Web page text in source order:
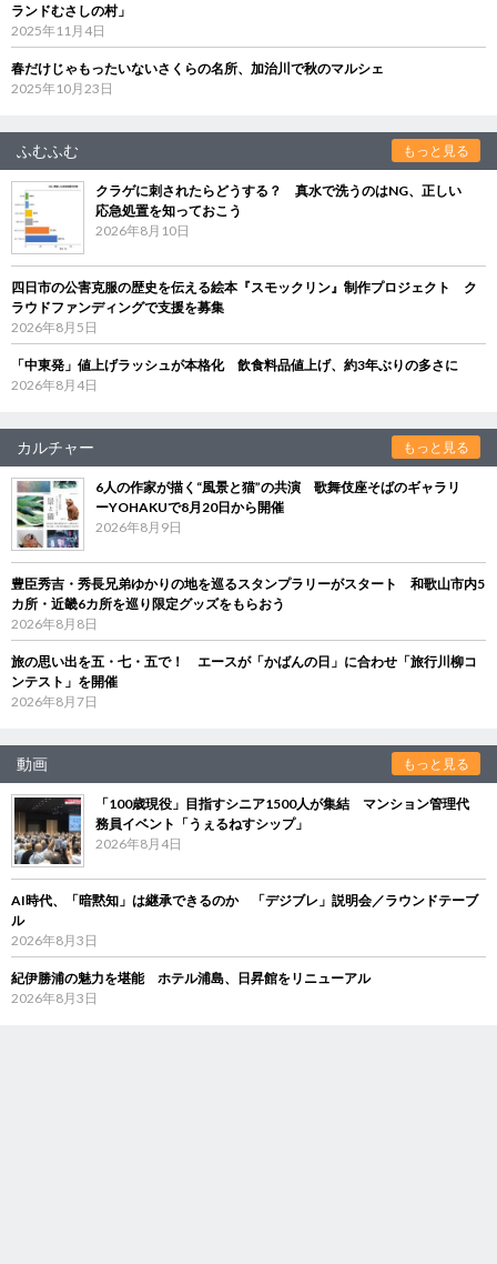
ランドむさしの村」
2025年11月4日
春だけじゃもったいないさくらの名所、加治川で秋のマルシェ
2025年10月23日
ふむふむ もっと見る
クラゲに刺されたらどうする？ 真水で洗うのはNG、正しい
応急処置を知っておこう
2026年8月10日
四日市の公害克服の歴史を伝える絵本『スモックリン』制作プロジェクト ク
ラウドファンディングで支援を募集
2026年8月5日
「中東発」値上げラッシュが本格化 飲食料品値上げ、約3年ぶりの多さに
2026年8月4日
カルチャー もっと見る
6人の作家が描く“風景と猫”の共演 歌舞伎座そばのギャラリ
ーYOHAKUで8月20日から開催
2026年8月9日
豊臣秀吉・秀長兄弟ゆかりの地を巡るスタンプラリーがスタート 和歌山市内5
カ所・近畿6カ所を巡り限定グッズをもらおう
2026年8月8日
旅の思い出を五・七・五で！ エースが「かばんの日」に合わせ「旅行川柳コ
ンテスト」を開催
2026年8月7日
動画 もっと見る
「100歳現役」目指すシニア1500人が集結 マンション管理代
務員イベント「うぇるねすシップ」
2026年8月4日
AI時代、「暗黙知」は継承できるのか 「デジブレ」説明会／ラウンドテーブ
ル
2026年8月3日
紀伊勝浦の魅力を堪能 ホテル浦島、日昇館をリニューアル
2026年8月3日